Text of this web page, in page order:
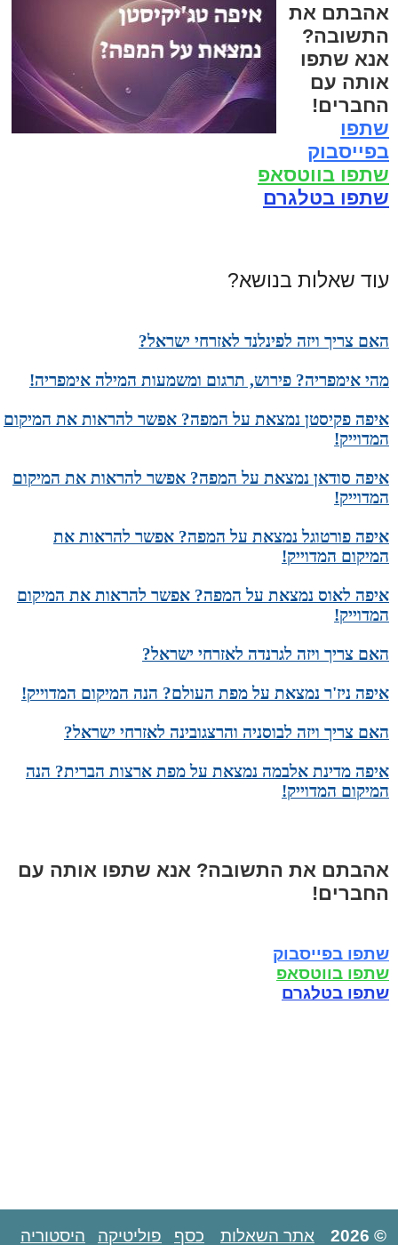
אהבתם את
התשובה?
אנא שתפו
אותה עם
החברים!
שתפו
בפייסבוק
שתפו בווטסאפ
שתפו בטלגרם
עוד שאלות בנושא?
האם צריך ויזה לפינלנד לאזרחי ישראל?
מהי אימפריה? פירוש, תרגום ומשמעות המילה אימפריה!
איפה פקיסטן נמצאת על המפה? אפשר להראות את המיקום
המדוייק!
איפה סודאן נמצאת על המפה? אפשר להראות את המיקום
המדוייק!
איפה פורטוגל נמצאת על המפה? אפשר להראות את
המיקום המדוייק!
איפה לאוס נמצאת על המפה? אפשר להראות את המיקום
המדוייק!
האם צריך ויזה לגרנדה לאזרחי ישראל?
איפה ניז'ר נמצאת על מפת העולם? הנה המיקום המדוייק!
האם צריך ויזה לבוסניה והרצגובינה לאזרחי ישראל?
איפה מדינת אלבמה נמצאת על מפת ארצות הברית? הנה
המיקום המדוייק!
אהבתם את התשובה? אנא שתפו אותה עם
החברים!
שתפו בפייסבוק
שתפו בווטסאפ
שתפו בטלגרם
© 2026 אתר השאלות כסף פוליטיקה היסטוריה